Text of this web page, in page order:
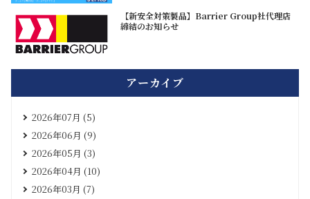
【新安全対策製品】Barrier Group社代理店
締結のお知らせ
アーカイブ
2026年07月 (5)
2026年06月 (9)
2026年05月 (3)
2026年04月 (10)
2026年03月 (7)